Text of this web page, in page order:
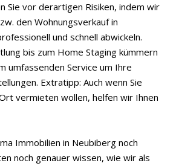
Sie vor derartigen Risiken, indem wir
den Wohnungsverkauf in
und schnell abwickeln.
bis zum Home Staging kümmern
umfassenden Service um Ihre
Extratipp: Auch wenn Sie
vermieten wollen, helfen wir Ihnen
Immobilien in Neubiberg noch
noch genauer wissen, wie wir als